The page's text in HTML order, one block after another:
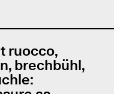
ruocco,
brechbühl,